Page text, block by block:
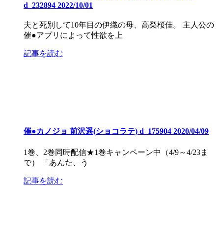
d_232894 2022/10/01
夫と死別して10年目の伊織の母、高梨桜佳。 主人公の
催●アプリによって性欲を上
記事を読む
催●カノジョ 前沢遥(ショコラテ) d_175904 2020/04/09
1巻、2巻同時配信★1巻キャンペーン中（4/9～4/23ま
で） 「あんた、う
記事を読む